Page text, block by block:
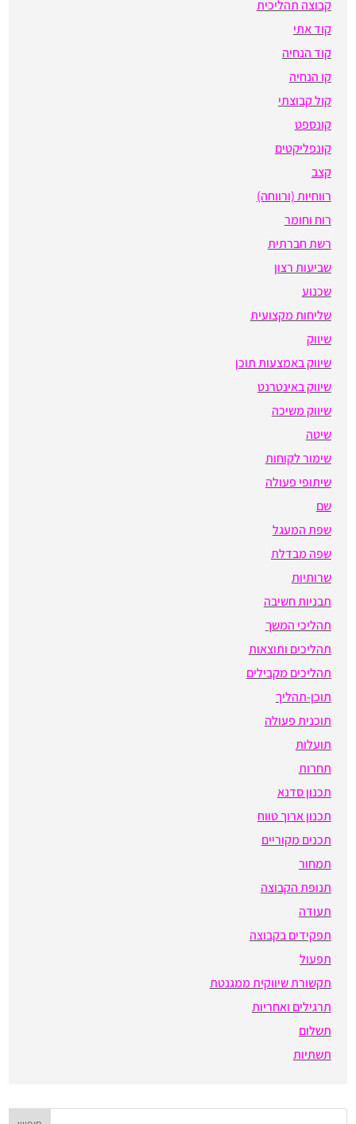
קבוצה תהליכית
קוד אתי
קוד הנחיה
קו הנחיה
קול קבוצתי
קונספט
קונפליקטים
קצב
רווחיות (ורווחה)
רוח וחומר
רשת חברתית
שביעות רצון
שכנוע
שליחות מקצועית
שיווק
שיווק באמצעות תוכן
שיווק באינטרנט
שיווק משיכה
שיטה
שימור לקוחות
שיתופי פעולה
שם
שפת המעגל
שפה מבדלת
שרותיות
תבניות חשיבה
תהליכי המשך
תהליכים ותוצאות
תהליכים מקבילים
תוכן-תהליך
תוכנית פעולה
תועלות
תחרות
תכנון סדנא
תכנון ארוך טווח
תכנים מקוריים
תמחור
תנופת הקבוצה
תעודה
תפקידים בקבוצה
תפעול
תקשורת שיווקית ממגנטת
תרגילים ואחריות
תשלום
תשתיות